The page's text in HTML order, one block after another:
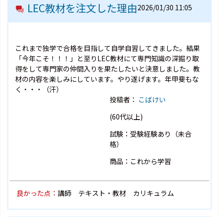
LEC教材を注文した理由2026/01/30 11:05
これまで独学で合格を目指して自学自習してきました。結果
「今年こそ！！！」と至りLEC教材にて専門知識の深掘り取
得をして専門家の仲間入りを果たしたいと決意しました。教
材の内容を楽しみにしています。やり遂げます。年甲斐もな
く・・・（汗）
投稿者： こばけい
(60代以上)
試験：受験経験あり（未合
格）
商品：これから学習
良かった点： 講師 テキスト・教材 カリキュラム